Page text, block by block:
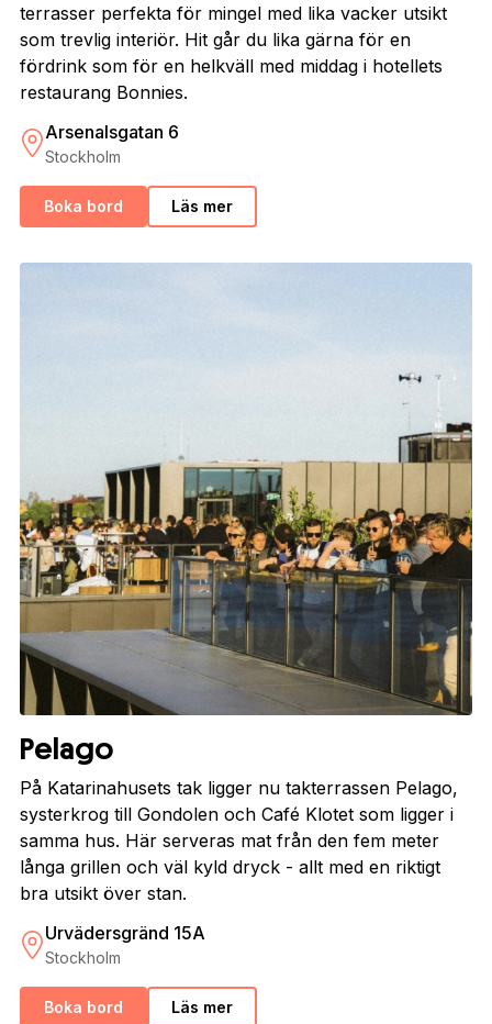
terrasser perfekta för mingel med lika vacker utsikt
som trevlig interiör. Hit går du lika gärna för en
fördrink som för en helkväll med middag i hotellets
restaurang Bonnies.
Arsenalsgatan 6
Stockholm
Boka bord Läs mer
Pelago
På Katarinahusets tak ligger nu takterrassen Pelago,
systerkrog till Gondolen och Café Klotet som ligger i
samma hus. Här serveras mat från den fem meter
långa grillen och väl kyld dryck - allt med en riktigt
bra utsikt över stan.
Urvädersgränd 15A
Stockholm
Boka bord Läs mer